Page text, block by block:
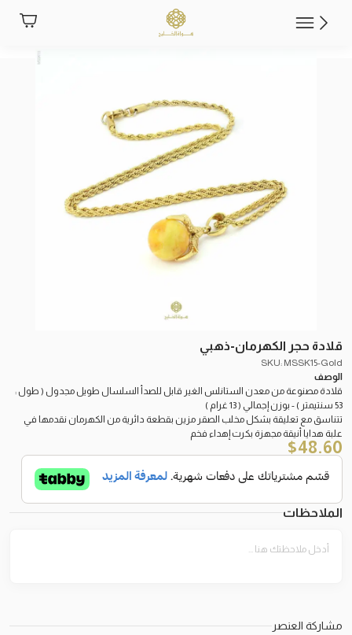
قلادة حجر الكهرمان-ذهبي
SKU: MSSK15-Gold
الوصف
قلادة مصنوعة من معدن الستانلس الغير قابل للصدأ السلسال طويل مجدول ( طول :
53 سنتيمتر ) - بوزن إجمالي ( 13 غرام )
تتناسق مع تعليقة بشكل مخلب الصقر مزين بقطعة دائرية من الكهرمان نقدمها في
علبة هدايا أنيقة مجهزة بكرت إهداء فخم
48.60
$
الملاحظات
مشاركة العنصر